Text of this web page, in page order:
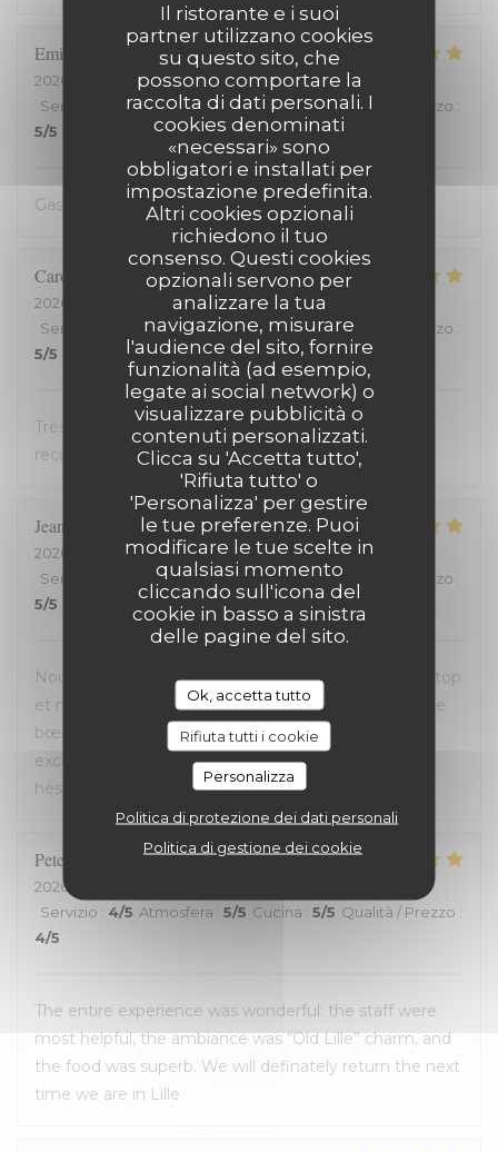
Il ristorante e i suoi
partner utilizzano cookies
su questo sito, che
possono comportare la
raccolta di dati personali. I
cookies denominati
«necessari» sono
obbligatori e installati per
impostazione predefinita.
Altri cookies opzionali
richiedono il tuo
consenso. Questi cookies
opzionali servono per
analizzare la tua
navigazione, misurare
l'audience del sito, fornire
funzionalità (ad esempio,
legate ai social network) o
visualizzare pubblicità o
contenuti personalizzati.
Clicca su 'Accetta tutto',
'Rifiuta tutto' o
'Personalizza' per gestire
le tue preferenze. Puoi
modificare le tue scelte in
qualsiasi momento
cliccando sull'icona del
cookie in basso a sinistra
delle pagine del sito.
Ok, accetta tutto
Rifiuta tutti i cookie
Personalizza
Politica di protezione dei dati personali
Politica di gestione dei cookie
Emilienne
2026-07-19
- 19:30 - Ospiti 2
Servizio
/5 Atmosfera:5/5 Cucina:5/5 Qualità / Prezzo :
5/5
Gastvrij, gezellig, heerlijk
Carole
2026-07-18
- 21:00 - Ospiti 2
Servizio
Atmosfera: 5/5 Cucina:5/5 Qualità / Prezzo :
5/5
Très bon accueil et cuisine excellente. On
recommande !
Jean-David
2026-07-13
- 20:30 - Ospiti 2
Servizio
Atmosfera:5/5 Cucina: 5 /5 Qualità / Prezzo :
5/5
Nous avons passé une excellente soirée, service au top
et nourriture de très bonne qualité. J’ai pris la cote de
bœuf et je me suis régalé. Les frites étaient aussi
excellentes. Nous recommandons sans aucune
hésitation.
Peter
2026-07-12
Servizio : 4/5 Atmosfera : 5/5 Cucina : 5/5 Qualità / Prezzo :
4/5
The entire experience was wonderful: the staff were
most helpful, the ambiance was “Old Lille” charm, and
the food was superb. We will definately return the next
time we are in Lille